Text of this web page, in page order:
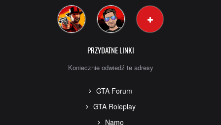
PRZYDATNE LINKI
Koniecznie odwiedź te adresy
GTA Forum
GTA Roleplay
Namo